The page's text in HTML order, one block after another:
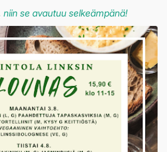
niin se avautuu selkeämpänä!